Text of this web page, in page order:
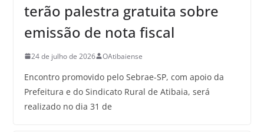
terão palestra gratuita sobre
emissão de nota fiscal
24 de julho de 2026 OAtibaiense
Encontro promovido pelo Sebrae-SP, com apoio da
Prefeitura e do Sindicato Rural de Atibaia, será
realizado no dia 31 de